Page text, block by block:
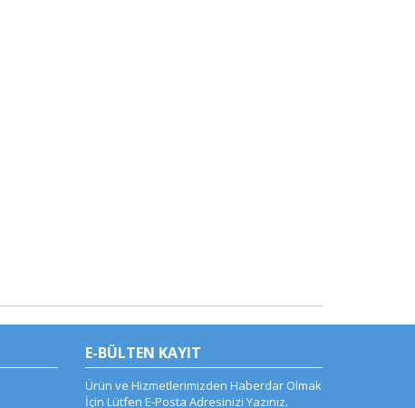
E-BÜLTEN KAYIT
Ürün ve Hizmetlerimizden Haberdar Olmak
İçin Lütfen E-Posta Adresinizi Yazınız.